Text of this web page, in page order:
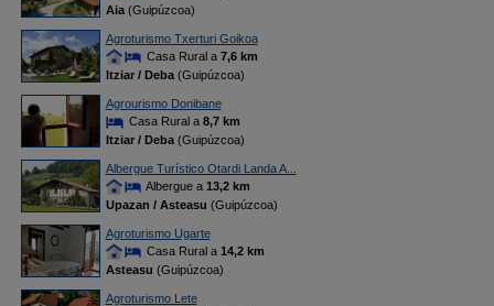
Aia(Guipúzcoa)
Agroturismo Txerturi Goikoa
Casa Rural a 7,6 km
Itziar / Deba(Guipúzcoa)
Agrourismo Donibane
Casa Rural a 8,7 km
Itziar / Deba(Guipúzcoa)
Albergue Turístico Otardi Landa A...
Albergue a 13,2 km
Upazan / Asteasu (Guipúzcoa)
Agroturismo Ugarte
Casa Rural a 14,2 km
Asteasu (Guipúzcoa)
Agroturismo Lete